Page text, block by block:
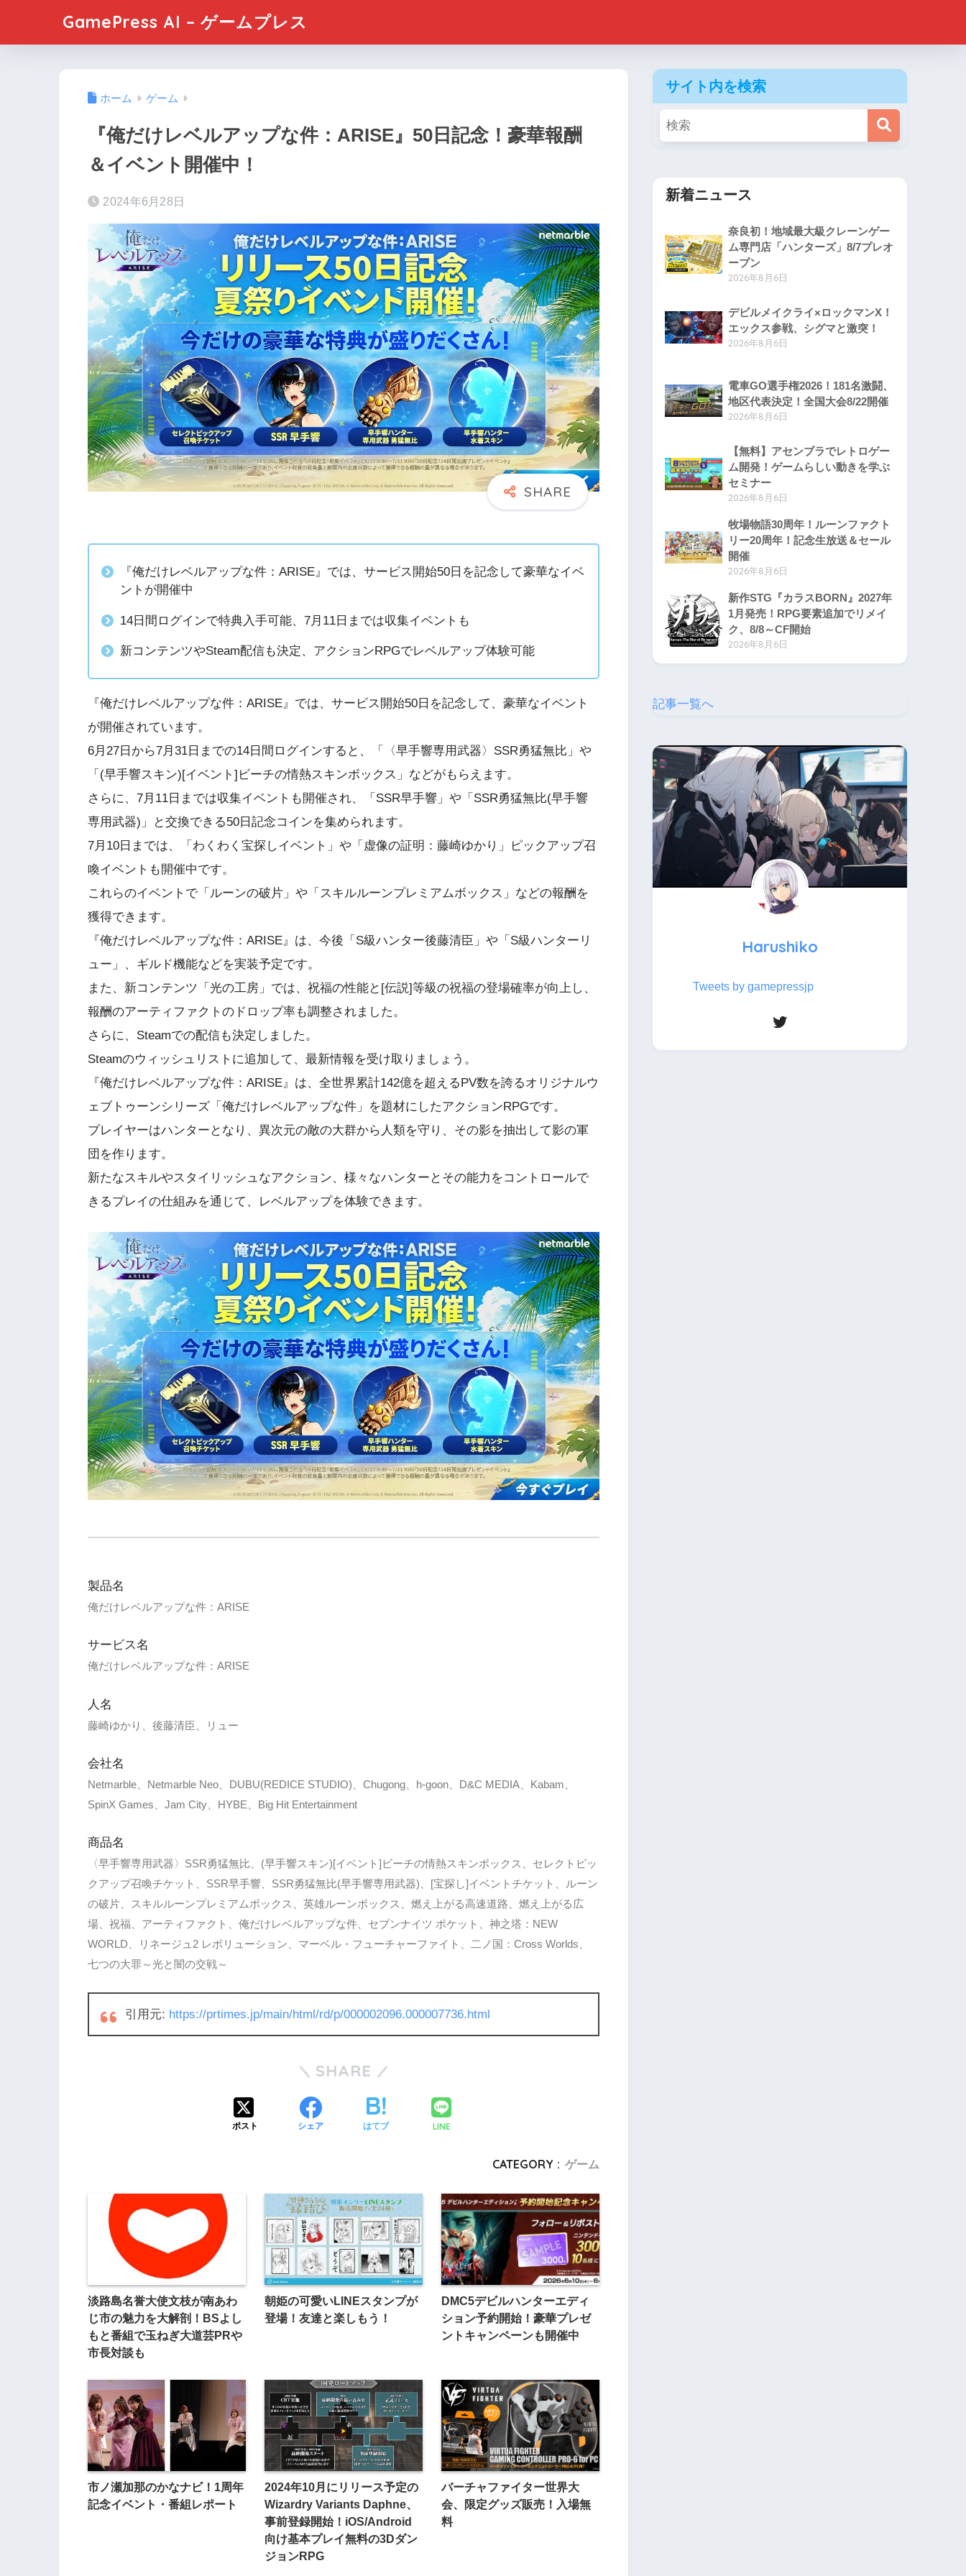
GamePress AI – ゲームプレス
ホーム ゲーム
『俺だけレベルアップな件：ARISE』50日記念！豪華報酬
＆イベント開催中！
2024年6月28日
『俺だけレベルアップな件：ARISE』では、サービス開始50日を記念して豪華なイベ
ントが開催中
14日間ログインで特典入手可能、7月11日までは収集イベントも
新コンテンツやSteam配信も決定、アクションRPGでレベルアップ体験可能
『俺だけレベルアップな件：ARISE』では、サービス開始50日を記念して、豪華なイベント
が開催されています。
6月27日から7月31日までの14日間ログインすると、「〈早手響専用武器〉SSR勇猛無比」や
「(早手響スキン)[イベント]ビーチの情熱スキンボックス」などがもらえます。
さらに、7月11日までは収集イベントも開催され、「SSR早手響」や「SSR勇猛無比(早手響
専用武器)」と交換できる50日記念コインを集められます。
7月10日までは、「わくわく宝探しイベント」や「虚像の証明：藤崎ゆかり」ピックアップ召
喚イベントも開催中です。
これらのイベントで「ルーンの破片」や「スキルルーンプレミアムボックス」などの報酬を
獲得できます。
『俺だけレベルアップな件：ARISE』は、今後「S級ハンター後藤清臣」や「S級ハンターリ
ュー」、ギルド機能などを実装予定です。
また、新コンテンツ「光の工房」では、祝福の性能と[伝説]等級の祝福の登場確率が向上し、
報酬のアーティファクトのドロップ率も調整されました。
さらに、Steamでの配信も決定しました。
Steamのウィッシュリストに追加して、最新情報を受け取りましょう。
『俺だけレベルアップな件：ARISE』は、全世界累計142億を超えるPV数を誇るオリジナルウ
ェブトゥーンシリーズ「俺だけレベルアップな件」を題材にしたアクションRPGです。
プレイヤーはハンターとなり、異次元の敵の大群から人類を守り、その影を抽出して影の軍
団を作ります。
新たなスキルやスタイリッシュなアクション、様々なハンターとその能力をコントロールで
きるプレイの仕組みを通じて、レベルアップを体験できます。
製品名
俺だけレベルアップな件：ARISE
サービス名
俺だけレベルアップな件：ARISE
人名
藤崎ゆかり、後藤清臣、リュー
会社名
Netmarble、Netmarble Neo、DUBU(REDICE STUDIO)、Chugong、h-goon、D&C MEDIA、Kabam、
SpinX Games、Jam City、HYBE、Big Hit Entertainment
商品名
〈早手響専用武器〉SSR勇猛無比、(早手響スキン)[イベント]ビーチの情熱スキンボックス、セレクトピッ
クアップ召喚チケット、SSR早手響、SSR勇猛無比(早手響専用武器)、[宝探し]イベントチケット、ルーン
の破片、スキルルーンプレミアムボックス、英雄ルーンボックス、燃え上がる高速道路、燃え上がる広
場、祝福、アーティファクト、俺だけレベルアップな件、セブンナイツ ポケット、神之塔：NEW
WORLD、リネージュ2 レボリューション、マーベル・フューチャーファイト、二ノ国：Cross Worlds、
七つの大罪～光と闇の交戦～
引用元: https://prtimes.jp/main/html/rd/p/000002096.000007736.html
SHARE
ポスト シェア はてブ LINE
CATEGORY : ゲーム
淡路島名誉大使文枝が南あわ
じ市の魅力を大解剖！BSよし
もと番組で玉ねぎ大道芸PRや
市長対談も
朝姫の可愛いLINEスタンプが
登場！友達と楽しもう！
DMC5デビルハンターエディ
ション予約開始！豪華プレゼ
ントキャンペーンも開催中
市ノ瀬加那のかなナビ！1周年
記念イベント・番組レポート
2024年10月にリリース予定の
Wizardry Variants Daphne、
事前登録開始！iOS/Android
向け基本プレイ無料の3Dダン
ジョンRPG
バーチャファイター世界大
会、限定グッズ販売！入場無
料
サイト内を検索
新着ニュース
奈良初！地域最大級クレーンゲー
ム専門店「ハンターズ」8/7プレオ
ープン
2026年8月6日
デビルメイクライ×ロックマンX！
エックス参戦、シグマと激突！
2026年8月6日
電車GO選手権2026！181名激闘、
地区代表決定！全国大会8/22開催
2026年8月6日
【無料】アセンブラでレトロゲー
ム開発！ゲームらしい動きを学ぶ
セミナー
2026年8月6日
牧場物語30周年！ルーンファクト
リー20周年！記念生放送＆セール
開催
2026年8月6日
新作STG『カラスBORN』2027年
1月発売！RPG要素追加でリメイ
ク、8/8～CF開始
2026年8月6日
記事一覧へ
Harushiko
Tweets by gamepressjp